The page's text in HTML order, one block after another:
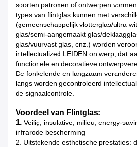
soorten patronen of ontwerpen
types van flintglas kunnen met
(gemeenschappelijk vlotterglas/ultra
glas/semi-aangemaakt glas/
glas/vuurvast glas, enz.) worden
intellectualized LEIDEN ontwerp, dat
functionele en decoratieve
De fonkelende en langzaam
langs worden gecontroleerd
de signaalcontrole.
Voordeel van Flintglas:
1. Veilig, insulative, milieu, energy-
infrarode bescherming
2. Uitstekende esthetische prestaties: